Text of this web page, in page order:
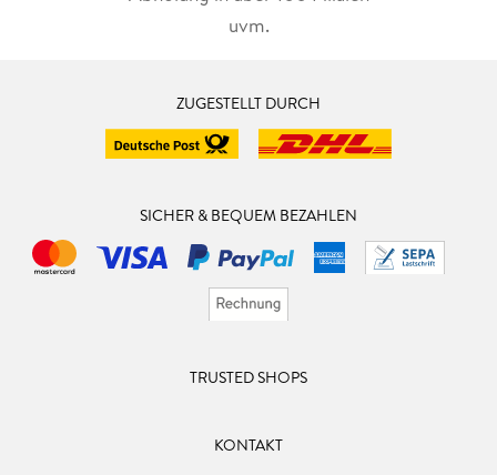
uvm.
ZUGESTELLT DURCH
SICHER & BEQUEM BEZAHLEN
TRUSTED SHOPS
KONTAKT